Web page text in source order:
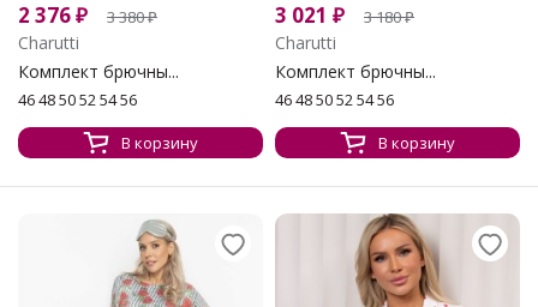
2 376₽ 3 380₽
Charutti
Комплект брючны...
46 48 50 52 54 56
В корзину
3 021 ₽ 3 180₽
Charutti
Комплект брючны...
46 48 50 52 54 56
В корзину